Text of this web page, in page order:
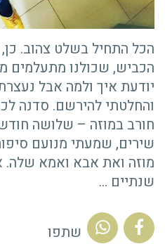
הכל התחיל בשלט צהוב.
הכביש, שכולנו מתעלמים
יודעת איך ולמה אבל
והחלטתי להירשם. סדנה
חורב במוזה – שלושה
שירים, שמעתי מנועם
מוזה ואת אבא ואמא שלה.
שנתיים …
שתפו